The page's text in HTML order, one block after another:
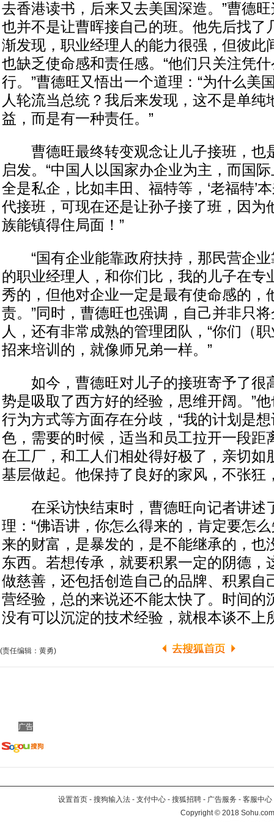
去香港读书，后来又去美国深造。”曹德
也并不是让曹晖接自己的班。他先后找了
渐发现，职业经理人的能力很强，但彼此
也缺乏使命感和责任感。“他们只关注凭
行。”曹德旺又悟出一个道理：“为什么美
人轮流当总统？我后来发现，这不是单纯
益，而是有一种责任。”
曹德旺最终转变观念让儿子接班，也
启发。“中国人以国家办企业为主，而国
全是私企，比如丰田、福特等，‘老福特’
代接班，可现在还是让孙子接了班，因为
族能镇得住局面！”
“国有企业能靠政府扶持，那民营企业
的职业经理人，和你们比，我的儿子在专
秀的，但他对企业一定是最有使命感的，
责。”同时，曹德旺也强调，自己并非只
人，还有非常成熟的管理团队，“你们（
招来培训的，就像师兄弟一样。”
如今，曹德旺对儿子的接班寄予了很
势是吸取了西方好的经验，思维开阔。”
行为方式等方面存在分歧，“我的计划是
色，需要的时候，适当和员工拉开一段距
在工厂，和工人们相处得好极了，亲切如
基层做起。他保持了良好的家风，不张狂
在采访快结束时，曹德旺向记者讲述
理：“佛语讲，你怎么得来的，肯定要怎
来的财富，是暴发的，是不能继承的，也
东西。若想传承，就要积累一定的阴德，
做慈善，还包括创造自己的品牌、积累自
营经验，总的来说还不能太快了。时间的
没有可以沉淀的技术经验，就根本谈不上
(责任编辑：黄勇)
广告
设置首页 - 搜狗输入法 - 支付中心 - 搜狐招聘 - 广告服务 - 客服中心
Copyright©2018